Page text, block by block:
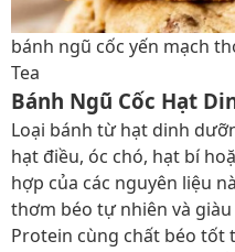
bánh ngũ cốc yến mạch
Tea
Bánh Ngũ Cốc Hạt
Loại bánh từ hạt dinh
hạt điều, óc chó, hạt bí
hợp của các nguyên liệu
thơm béo tự nhiên và
Protein cùng chất béo tốt